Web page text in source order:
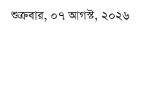
শুক্রবার, ০৭ আগস্ট, ২০২৬